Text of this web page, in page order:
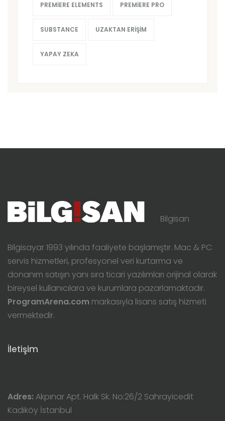
PREMIERE ELEMENTS PREMIERE PRO
SUBSTANCE UZAKTAN ERIŞIM
YAPAY ZEKA
Bilgisan
Bilgisayar 1993 yılında faaliyete başlamıştır. Mac & PC
servis hizmetleri, profesyonel veri kurtarma ve
donanım satışın yanı sıra ticari yazılımları orijinal olarak
bireysel kullanıcılara ve kurumlara pazarlamaktadır.
ProgramArena.com markasıyla lisans satış hizmeti
vermektedir.
İletişim
Adres: Akpınar Apt. Halk Sk. No:26/2 Sahrayicedit
Kadıköy İstanbul